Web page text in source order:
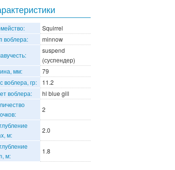
Squirrel
воблера:
minnow
suspend
(суспендер)
мм:
79
воблера, гр:
11.2
воблера:
hl blue gill
2
м:
2.0
м:
1.8